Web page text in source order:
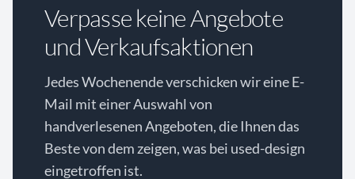
Verpasse keine Angebote
und Verkaufsaktionen
Jedes Wochenende verschicken wir eine E-
Mail mit einer Auswahl von
handverlesenen Angeboten, die Ihnen das
Beste von dem zeigen, was bei used-design
eingetroffen ist.